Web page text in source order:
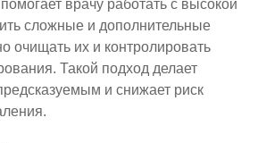
врачу работать с высокой
сложные и дополнительные
очищать их и контролировать
Такой подход делает
и снижает риск